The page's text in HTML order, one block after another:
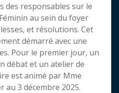
des responsables sur le
au sein du foyer
et résolutions. Cet
démarré avec une
Pour le premier jour, un
débat et un atelier de
est animé par Mme
au 3 décembre 2025.